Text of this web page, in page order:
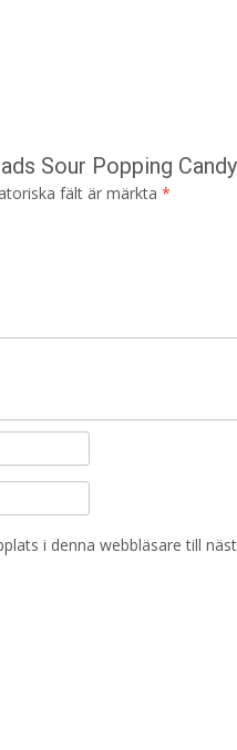
Sour Popping
fält är märkta *
i denna webbläsare till